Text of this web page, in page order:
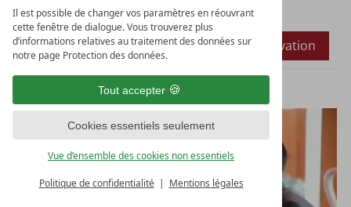
Il est possible de changer vos paramètres en réouvrant
cette fenêtre de dialogue. Vous trouverez plus
d’informations relatives au traitement des données sur
notre page Protection des données.
Tout accepter
Cookies essentiels seulement
Vue d’ensemble des cookies non essentiels
Politique de confidentialité Mentions légales
€ 45,--
Réservation
Faire une demande
Détails